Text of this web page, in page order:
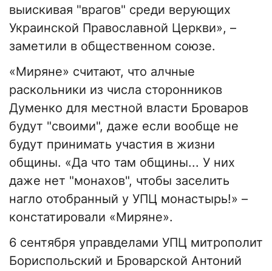
выискивая "врагов" среди верующих
Украинской Православной Церкви», –
заметили в общественном союзе.
«Миряне» считают, что алчные
раскольники из числа сторонников
Думенко для местной власти Броваров
будут "своими", даже если вообще не
будут принимать участия в жизни
общины. «Да что там общины... У них
даже нет "монахов", чтобы заселить
нагло отобранный у УПЦ монастырь!» –
констатировали «Миряне».
6 сентября управделами УПЦ митрополит
Бориспольский и Броварской Антоний